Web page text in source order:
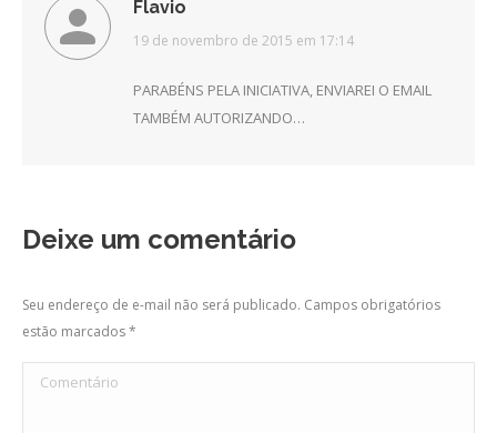
Flavio
disse:
19 de novembro de 2015 em 17:14
PARABÉNS PELA INICIATIVA, ENVIAREI O EMAIL
TAMBÉM AUTORIZANDO…
Deixe um comentário
Seu endereço de e-mail não será publicado. Campos obrigatórios
estão marcados*
Comentário